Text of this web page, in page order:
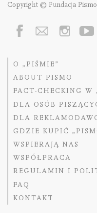
Copyright © Fundacja Pismo
O „PIŚMIE”
ABOUT PISMO
FACT-CHECKING W
DLA OSÓB
DLA
GDZIE KUPIĆ
WSPIERAJĄ NAS
WSPÓŁPRACA
REGULAMIN I
FAQ
KONTAKT